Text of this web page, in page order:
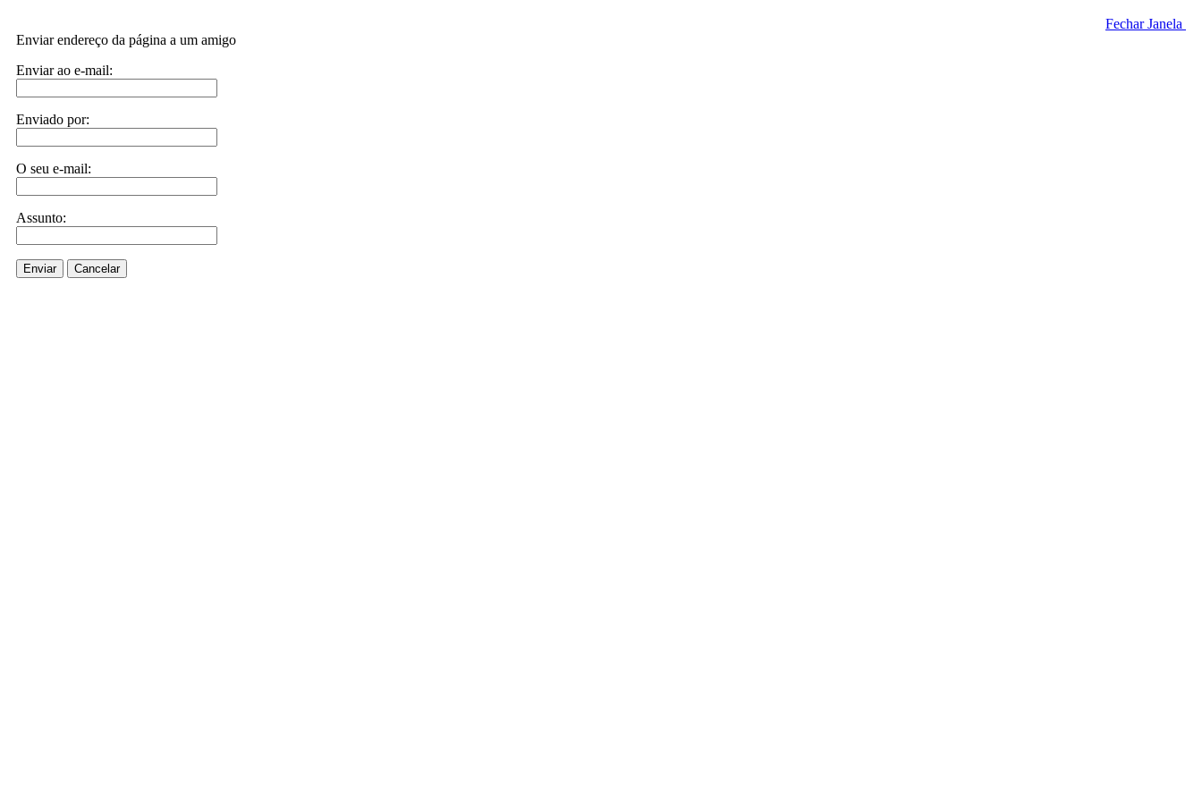
Fechar Janela
Enviar endereço da página a um amigo
Enviar ao e-mail:
Enviado por:
O seu e-mail:
Assunto:
Enviar Cancelar